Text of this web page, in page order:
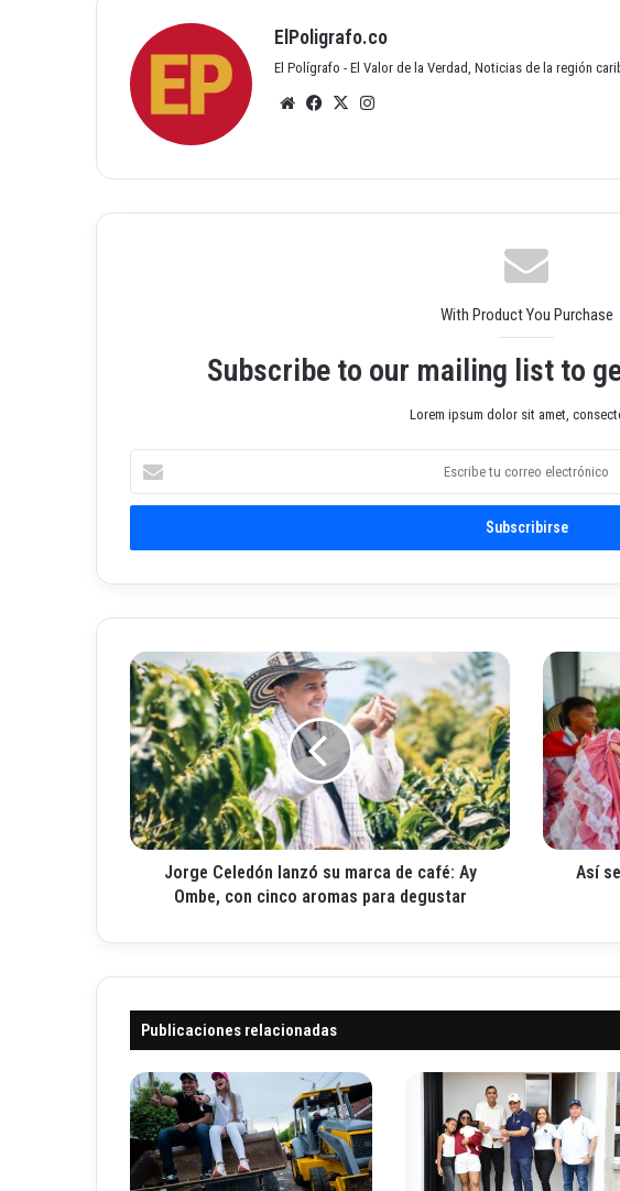
ElPoligrafo.co
El Polígrafo - El Valor de la Verdad, Noticias de la región
Siti
b
Fac
X
With Product You Purchase
Subscribe to our mailing list to
Lorem ipsum dolor sit amet,
c
i
t
c
o
r
r
e
o
e
l
ó
c
J
o
r
g
e
e
l
e
l
z
u
m
a
c
Jorge Celedón lanzó su marca de café: Ay
Ombe, con cinco aromas para degustar
A
í
s
e
c
e
l
e
r
l
e
s
d
e
Así
Publicaciones relacionadas